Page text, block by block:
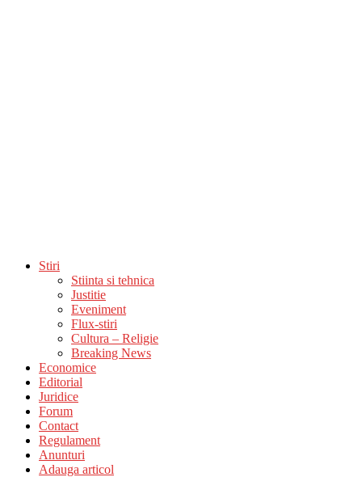
Stiri
Stiinta si tehnica
Justitie
Eveniment
Flux-stiri
Cultura – Religie
Breaking News
Economice
Editorial
Juridice
Forum
Contact
Regulament
Anunturi
Adauga articol